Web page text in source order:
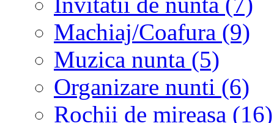
Machiaj/Coafura (9)
Muzica nunta (5)
Organizare nunti (6)
Rochii de mireasa (16)